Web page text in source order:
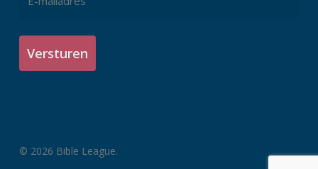
mailadres
© 2026 Bible League.